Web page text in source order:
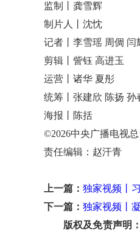
监制丨龚雪辉
制片人丨沈忱
记者丨李雪瑶 周倜 闫
剪辑丨訾钰 高进玉
运营丨诸华 夏彤
统筹丨张建欣 陈扬 孙
海报丨陈括
©2026中央广播电视
责任编辑：赵汗青
上一篇： 独家视频丨
下一篇： 独家视频丨
版权及免责声明：